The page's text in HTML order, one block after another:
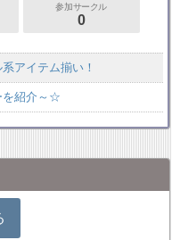
参加サークル
0
アイテム揃い！
を紹介～☆